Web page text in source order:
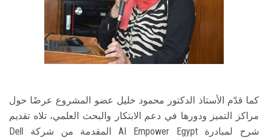
كما قدّم الأستاذ الدكتور محمود خليل عضو المشروع عرضًا حول
مراكز التميز ودورها في دعم الابتكار والبحث العلمي، تلاه تقديم
شرح لمبادرة AI Empower Egypt المقدمة من شركة Dell